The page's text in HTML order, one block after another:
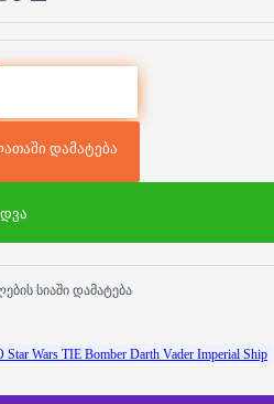
დამატება
სიაში დამატება
Star Wars TIE Bomber Darth Vader Imperial Ship